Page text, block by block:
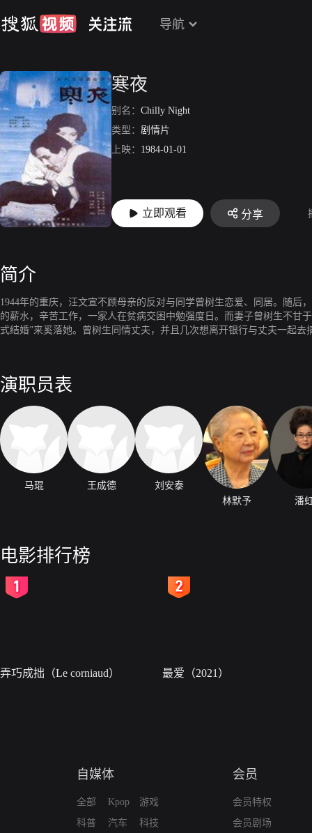
导航
寒夜
别名： Chilly Night
类型： 剧情片
上映： 1984-01-01
立即观看 分享
简介
1944年的重庆，汪文宣不顾母亲的反对与同学曾树生恋爱、同居。随
的薪水，辛苦工作，一家人在贫病交困中勉强度日。而妻子曾树生不甘
式结婚”来奚落她。曾树生同情丈夫，并且几次想离开银行与丈夫一起
演职员表
马琨 王成德
刘安泰
林默予
潘
电影排行榜
弄巧成拙（Le corniaud） 最爱（2021）
自媒体
全部
科普
Kpop
汽车
游戏
科技
会员
会员特权
会员剧场